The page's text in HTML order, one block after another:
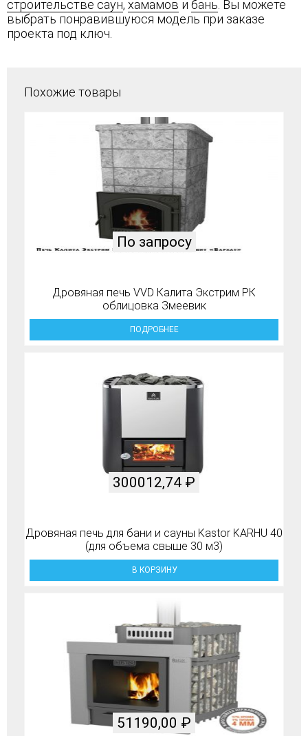
строительстве саун, хамамов и бань . Вы можете
выбрать понравившуюся модель при заказе
проекта под ключ.
Похожие товары
Дровяная печь VVD Калита Экстрим РК
облицовка Змеевик
По запросу
ПОДРОБНЕЕ
Дровяная печь для бани и сауны Kastor KARHU 40
(для объема свыше 30 м3)
300012,74 ₽
В КОРЗИНУ
51190,00 ₽